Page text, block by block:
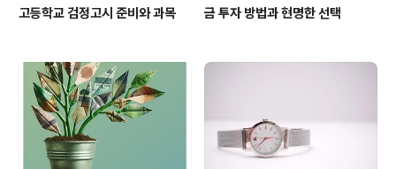
고등학교 검정고시 준비와 과목 금 투자 방법과 현명한 선택